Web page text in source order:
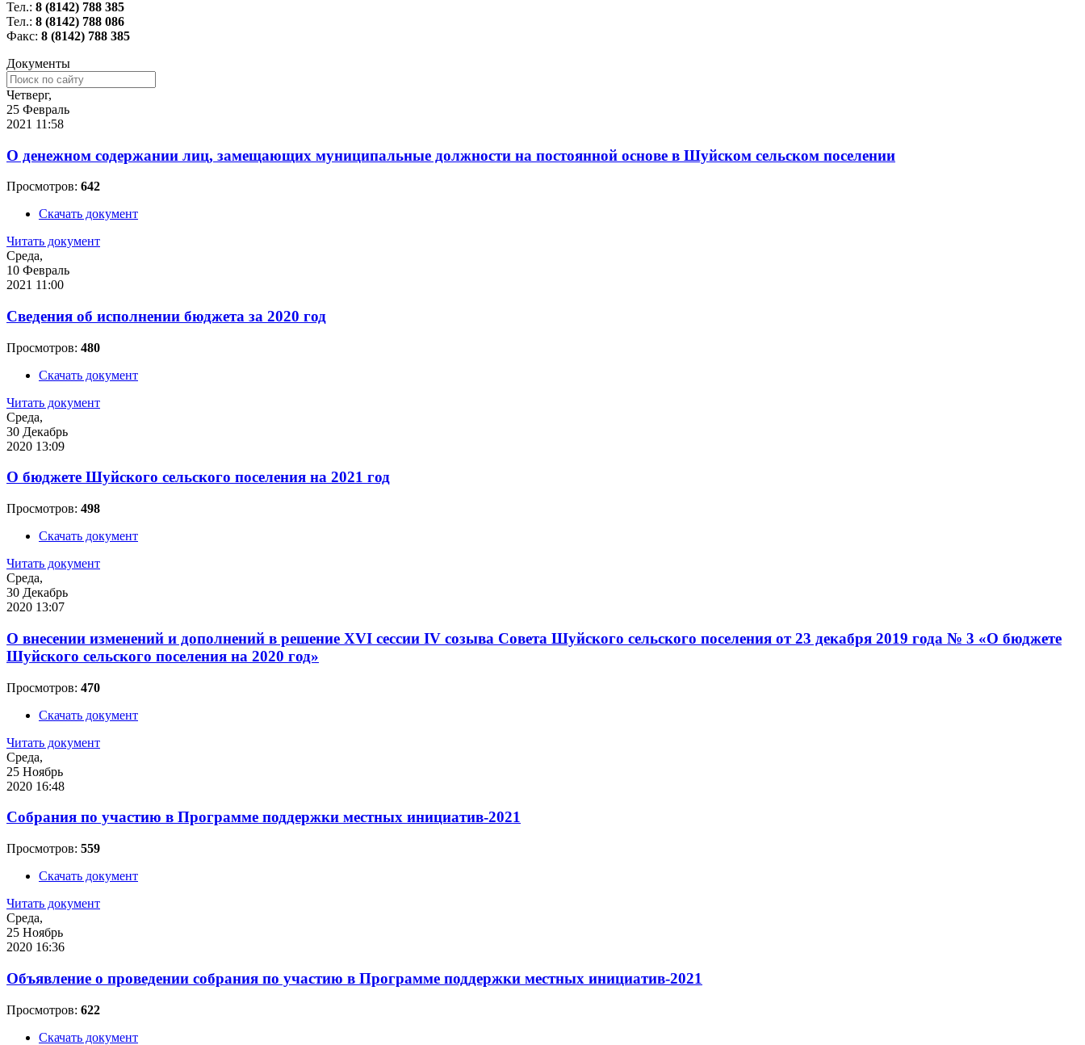
Тел.: 8 (8142) 788 385
Тел.: 8 (8142) 788 086
Факс: 8 (8142) 788 385
Документы
Четверг,
25 Февраль
2021 11:58
О денежном содержании лиц, замещающих муниципальные должности на постоянной основе в Шуйском сельском поселении
Просмотров: 642
Скачать документ
Читать документ
Среда,
10 Февраль
2021 11:00
Сведения об исполнении бюджета за 2020 год
Просмотров: 480
Скачать документ
Читать документ
Среда,
30 Декабрь
2020 13:09
О бюджете Шуйского сельского поселения на 2021 год
Просмотров: 498
Скачать документ
Читать документ
Среда,
30 Декабрь
2020 13:07
О внесении изменений и дополнений в решение XVI сессии IV созыва Совета Шуйского сельского поселения от 23 декабря 2019 года № 3 «О бюджете
Шуйского сельского поселения на 2020 год»
Просмотров: 470
Скачать документ
Читать документ
Среда,
25 Ноябрь
2020 16:48
Cобрания по участию в Программе поддержки местных инициатив-2021
Просмотров: 559
Скачать документ
Читать документ
Среда,
25 Ноябрь
2020 16:36
Объявление о проведении собрания по участию в Программе поддержки местных инициатив-2021
Просмотров: 622
Скачать документ